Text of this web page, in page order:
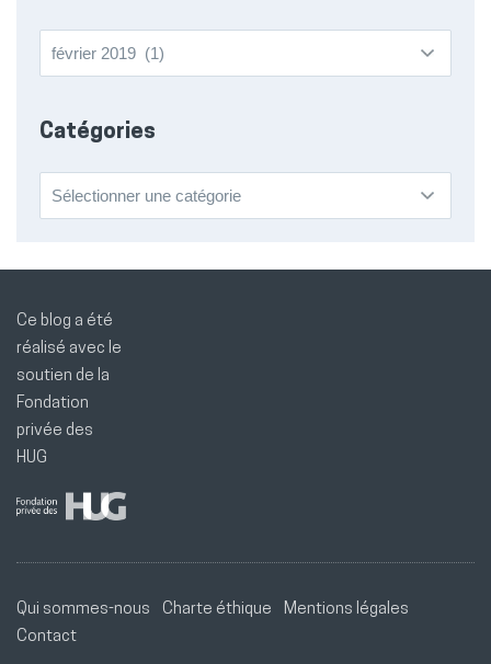
Archives
Catégories
Catégories
Ce blog a été
réalisé avec le
soutien de la
Fondation
privée des
HUG
Qui sommes-nous Charte éthique
Mentions légales
Contact